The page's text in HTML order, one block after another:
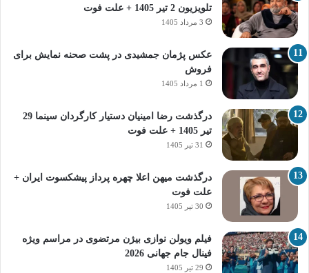
تلویزیون 2 تیر 1405 + علت فوت
3 مرداد 1405
عکس پژمان جمشیدی در پشت صحنه نمایش برای
فروش
1 مرداد 1405
درگذشت رضا امینیان دستیار کارگردان سینما 29
تیر 1405 + علت فوت
31 تیر 1405
درگذشت میهن اعلا چهره پرداز پیشکسوت ایران +
علت فوت
30 تیر 1405
فیلم ویولن نوازی بیژن مرتضوی در مراسم ویژه
فینال جام جهانی 2026
29 تیر 1405